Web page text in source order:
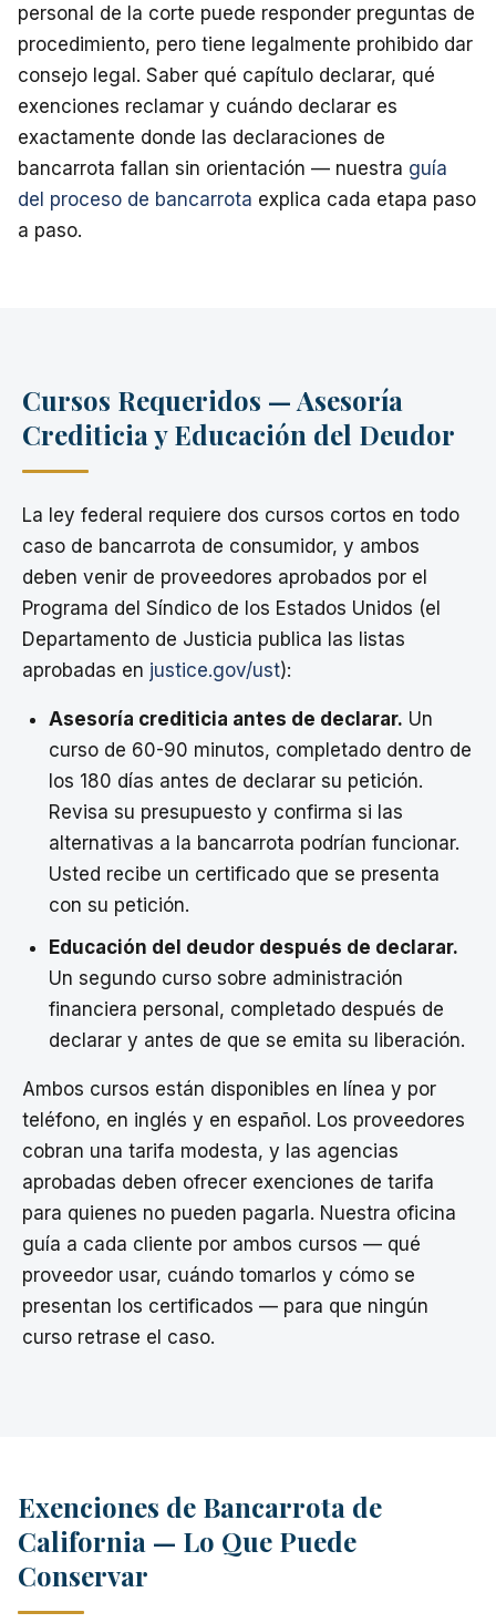
personal de la corte puede responder preguntas de
procedimiento, pero tiene legalmente prohibido dar
consejo legal. Saber qué capítulo declarar, qué
exenciones reclamar y cuándo declarar es
exactamente donde las declaraciones de
bancarrota fallan sin orientación — nuestra guía
del proceso de bancarrota explica cada etapa paso
a paso.
Cursos Requeridos — Asesoría
Crediticia y Educación del Deudor
La ley federal requiere dos cursos cortos en todo
caso de bancarrota de consumidor, y ambos
deben venir de proveedores aprobados por el
Programa del Síndico de los Estados Unidos (el
Departamento de Justicia publica las listas
aprobadas en justice.gov/ust):
Asesoría crediticia antes de declarar. Un
curso de 60-90 minutos, completado dentro de
los 180 días antes de declarar su petición.
Revisa su presupuesto y confirma si las
alternativas a la bancarrota podrían funcionar.
Usted recibe un certificado que se presenta
con su petición.
Educación del deudor después de declarar.
Un segundo curso sobre administración
financiera personal, completado después de
declarar y antes de que se emita su liberación.
Ambos cursos están disponibles en línea y por
teléfono, en inglés y en español. Los proveedores
cobran una tarifa modesta, y las agencias
aprobadas deben ofrecer exenciones de tarifa
para quienes no pueden pagarla. Nuestra oficina
guía a cada cliente por ambos cursos — qué
proveedor usar, cuándo tomarlos y cómo se
presentan los certificados — para que ningún
curso retrase el caso.
Exenciones de Bancarrota de
California — Lo Que Puede
Conservar